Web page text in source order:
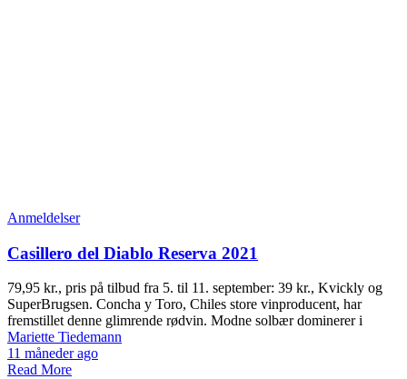
Anmeldelser
Casillero del Diablo Reserva 2021
79,95 kr., pris på tilbud fra 5. til 11. september: 39 kr., Kvickly og
SuperBrugsen. Concha y Toro, Chiles store vinproducent, har
fremstillet denne glimrende rødvin. Modne solbær dominerer i
Mariette Tiedemann
11 måneder ago
Read More